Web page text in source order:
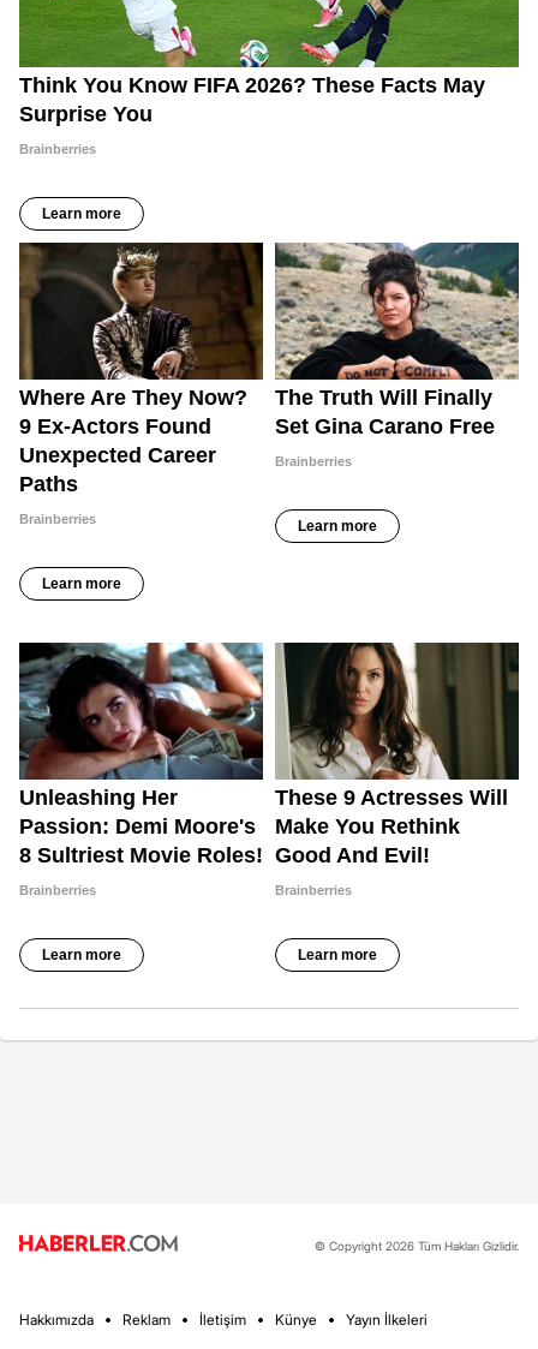
© Copyright 2026 Tüm Hakları Gizlidir.
Hakkımızda Reklam İletişim Künye Yayın İlkeleri